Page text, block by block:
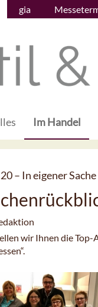
gia
Im Handel
– In eigener Sache
wir Ihnen die Top-